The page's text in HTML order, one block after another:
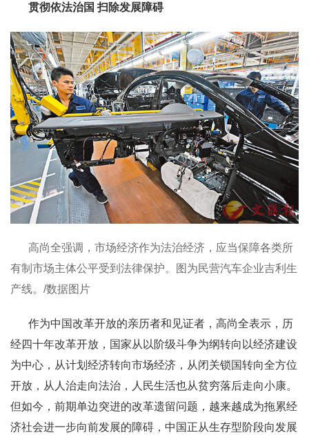
贯彻依法治国 扫除发展障碍
高尚全强调，市场经济作为法治经济，应当保障各类所
有制市场主体公平受到法律保护。图为民营汽车企业吉利生
产线。/数据图片
作为中国改革开放的亲历者和见证者，高尚全表示，历
经四十年改革开放，国家从以阶级斗争为纲转向以经济建设
为中心，从计划经济转向市场经济，从闭关锁国转向全方位
开放，从人治走向法治，人民生活也从贫穷落后走向小康。
但如今，前期单边突进的改革遗留问题，越来越成为拖累经
济社会进一步向前发展的障碍，中国正从生存型阶段向发展